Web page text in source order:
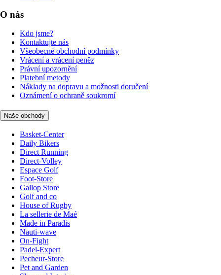
O nás
Kdo jsme?
Kontaktujte nás
Všeobecné obchodní podmínky
Vrácení a vrácení peněz
Právní upozornění
Platební metody
Náklady na dopravu a možnosti doručení
Oznámení o ochraně soukromí
Naše obchody
Basket-Center
Daily Bikers
Direct Running
Direct-Volley
Espace Golf
Foot-Store
Gallop Store
Golf and co
House of Rugby
La sellerie de Maé
Made in Paradis
Nauti-wave
On-Fight
Padel-Expert
Pecheur-Store
Pet and Garden